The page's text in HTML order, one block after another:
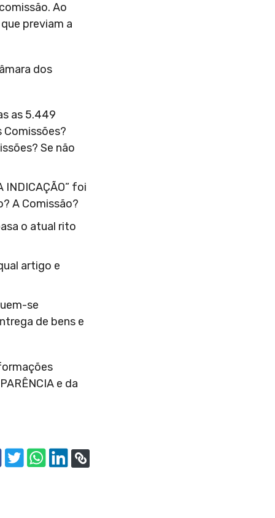
Ao
previam a
dos
as 5.449
Se não
foi
A Comissão?
o atual rito
artigo e
se
de bens e
e da